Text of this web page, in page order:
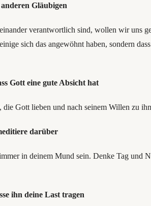
Gläubigen
verantwortlich sind, wollen wir uns
sich das angewöhnt haben, sondern
Gott eine gute Absicht hat
Gott lieben und nach seinem Willen zu
darüber
in deinem Mund sein. Denke Tag und
ihn deine Last tragen